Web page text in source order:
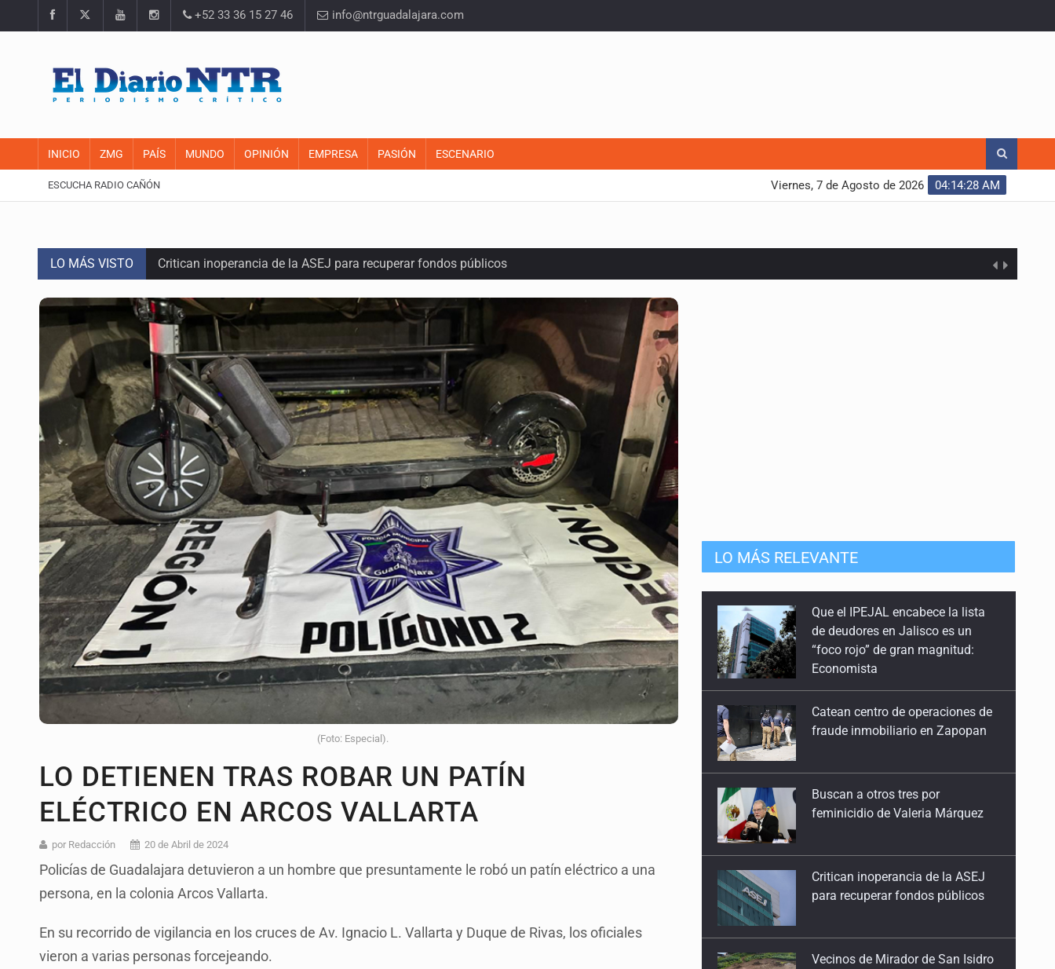
+52 33 36 15 27 46 info@ntrguadalajara.com
INICIO ZMG PAÍS MUNDO OPINIÓN EMPRESA PASIÓN ESCENARIO
ESCUCHA RADIO CAÑÓN 04:14:29 AM
Viernes, 7 de Agosto de 2026
LO MÁS VISTO Critican inoperancia de la ASEJ para recuperar fondos públicos
Catean centro de operaciones de fraude inmobiliario en Zapopan
Ex policía es detenido por agresión y amenzas contra su pareja
Vecinos de Mirador de San Isidro denuncian tala; IJALVI lo niega
Reporta 627 acciones tras inundación en Balcones de Oblatos
Fiscalía continúa búsqueda de Ricardo Cabezas Talavera
Proponen consulta popular por desarrollo de vivienda en Mirador de San Isidro
Buscan a otros tres por feminicidio de Valeria Márquez
Fiscalías, SIAPA y transporte, entre los asuntos pendientes del Congreso
Que el IPEJAL encabece la lista de deudores en Jalisco es un “foco rojo” de gran magnitud: Economista
(Foto: Especial).
LO DETIENEN TRAS ROBAR UN PATÍN
ELÉCTRICO EN ARCOS VALLARTA
por Redacción 20 de Abril de 2024
Policías de Guadalajara detuvieron a un hombre que presuntamente le robó un patín eléctrico a una
persona, en la colonia Arcos Vallarta.
En su recorrido de vigilancia en los cruces de Av. Ignacio L. Vallarta y Duque de Rivas, los oficiales
vieron a varias personas forcejeando.
LO MÁS RELEVANTE
Catean centro de operaciones de
fraude inmobiliario en Zapopan
Buscan a otros tres por
feminicidio de Valeria Márquez
Critican inoperancia de la ASEJ
para recuperar fondos públicos
Vecinos de Mirador de San Isidro
denuncian tala; IJALVI lo niega
EUA investiga salmonela en
jalapeños mexicanos